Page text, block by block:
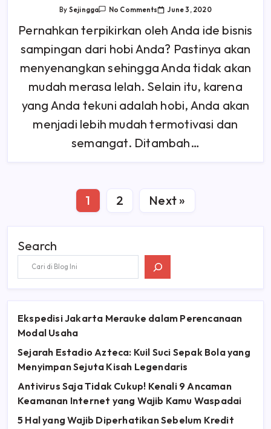
By Sejingga No CommentsOn
Bisnis
Sampingan
Hobi?
Berikut
Ini
10
Antaranya
June 3, 2020
Pernahkan terpikirkan oleh Anda ide bisnis
sampingan dari hobi Anda? Pastinya akan
menyenangkan sehingga Anda tidak akan
mudah merasa lelah. Selain itu, karena
yang Anda tekuni adalah hobi, Anda akan
menjadi lebih mudah termotivasi dan
semangat. Ditambah…
1 2 Next »
Search
Ekspedisi Jakarta Merauke dalam Perencanaan
Modal Usaha
Sejarah Estadio Azteca: Kuil Suci Sepak Bola yang
Menyimpan Sejuta Kisah Legendaris
Antivirus Saja Tidak Cukup! Kenali 9 Ancaman
Keamanan Internet yang Wajib Kamu Waspadai
5 Hal yang Wajib Diperhatikan Sebelum Kredit